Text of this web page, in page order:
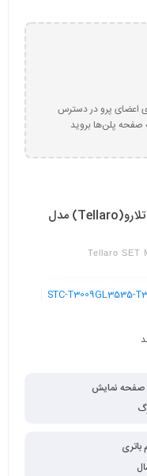
اعضای پرو در دسترس
صفحه پلن‌ها بروید
ساعت مچی ست مردانه و زنانه عقربه‌ای تلارو(Tellaro) مدل
Tellaro SET
STC-T3009GL3535-
صفحه نمایش
باتری